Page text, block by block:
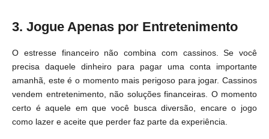
3. Jogue Apenas por Entretenimento
O estresse financeiro não combina com cassinos. Se você
precisa daquele dinheiro para pagar uma conta importante
amanhã, este é o momento mais perigoso para jogar. Cassinos
vendem entretenimento, não soluções financeiras. O momento
certo é aquele em que você busca diversão, encare o jogo
como lazer e aceite que perder faz parte da experiência.